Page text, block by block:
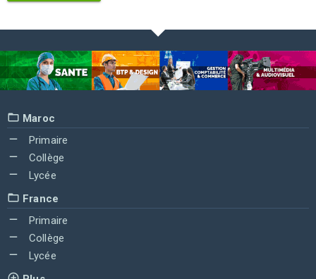
Maroc
Primaire
Collège
Lycée
France
Primaire
Collège
Lycée